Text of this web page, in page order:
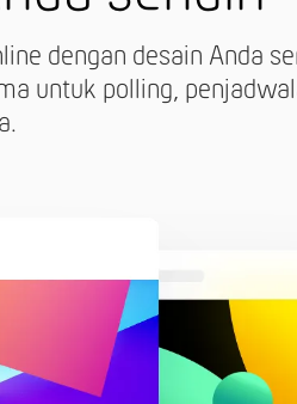
dengan desain Anda
untuk polling,